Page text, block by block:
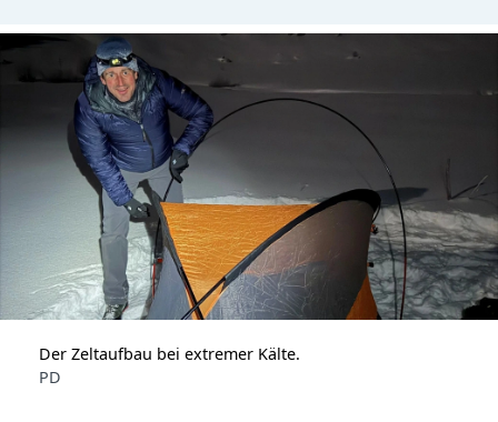
Der Zeltaufbau bei extremer Kälte.
PD